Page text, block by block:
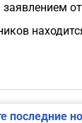
последние